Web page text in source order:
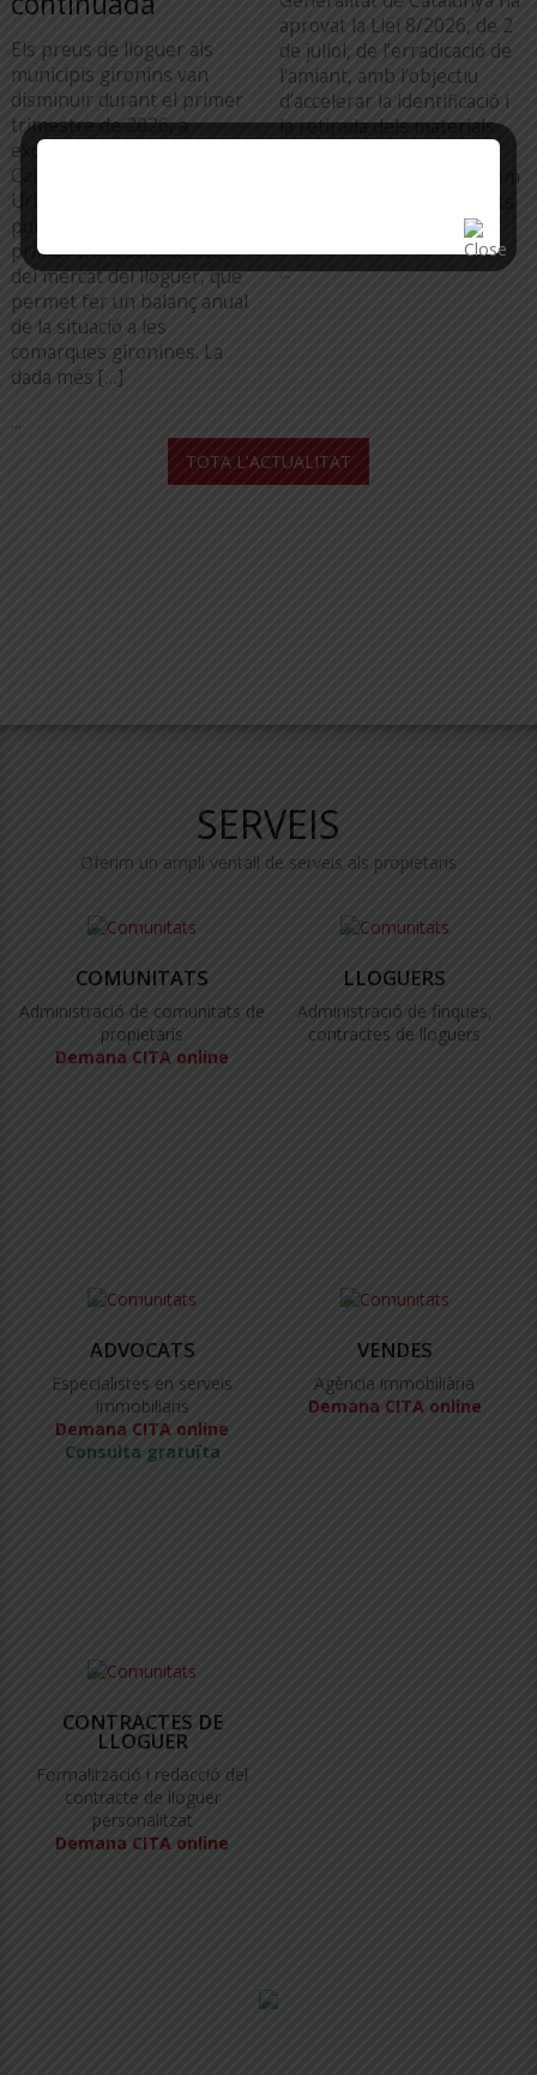
Els preus de lloguer als
municipis gironins van
disminuir durant el primer
trimestre de 2026, a
excepció de Figueres. La
Cambra de la Propietat
Urbana de Girona ha
publicat l’informe del
primer trimestre de 2026
del mercat del lloguer, que
permet fer un balanç anual
de la situació a les
comarques gironines. La
dada més […]
...
aprovat la Llei 8/2026, de 2
de juliol, de l’erradicació de
l’amiant, amb l’objectiu
d’accelerar la identificació i
la retirada dels materials
coneguts popularment com
...
TOTA L'ACTUALITAT
SERVEIS
Oferim un ampli ventall de serveis als propietaris
COMUNITATS
Administració de comunitats de
propietaris
Demana CITA online
LLOGUERS
Administració de finques,
contractes de lloguers
ADVOCATS
Especialistes en serveis
immobiliaris
Demana CITA online
Consulta gratuïta
VENDES
Agència immobiliària
Demana CITA online
CONTRACTES DE
LLOGUER
Formalització i redacció del
contracte de lloguer
personalitzat
Demana CITA online